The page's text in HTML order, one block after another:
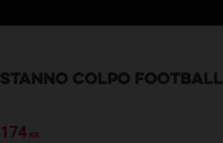
STANNO COLPO FOOTBALL
Nedsatt pris:
174 KR